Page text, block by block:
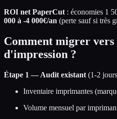
ROI net PaperCut : économies 1
000 à -4 000€/an (perte sauf si très
Comment migrer vers
d'impression ?
Étape 1 — Audit existant (1-2
Inventaire imprimantes
Volume mensuel par